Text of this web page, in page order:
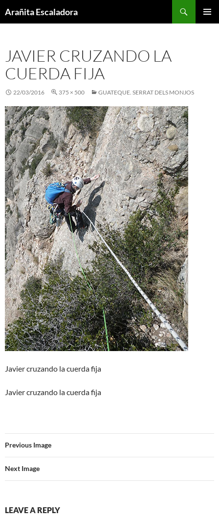
toArañita Escaladora
JAVIER CRUZANDO LA
CUERDA FIJA
22/03/2016 375 × 500 GUATEQUE. SERRAT DELS MONJOS
Javier cruzando la cuerda fija
Javier cruzando la cuerda fija
Previous Image
Next Image
LEAVE A REPLY